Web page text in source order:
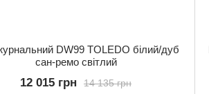
DW99 TOLEDO білий/дуб
сан-ремо світлий
14 135 грн
12 015 грн